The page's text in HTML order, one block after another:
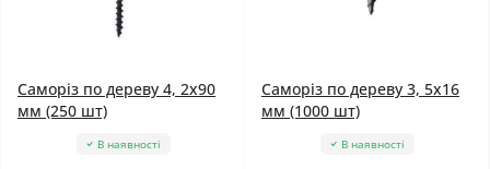
Саморіз по дереву 4, 2x90
мм (250 шт)
В наявності
Саморіз по дереву 3, 5x16
мм (1000 шт)
В наявності